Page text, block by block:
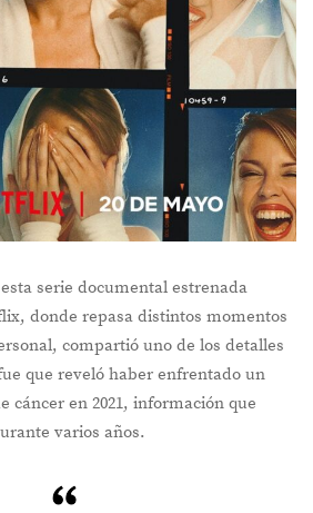
serie documental estrenada
donde repasa distintos momentos
compartió uno de los detalles
que reveló haber enfrentado un
cáncer en 2021, información que
varios años.